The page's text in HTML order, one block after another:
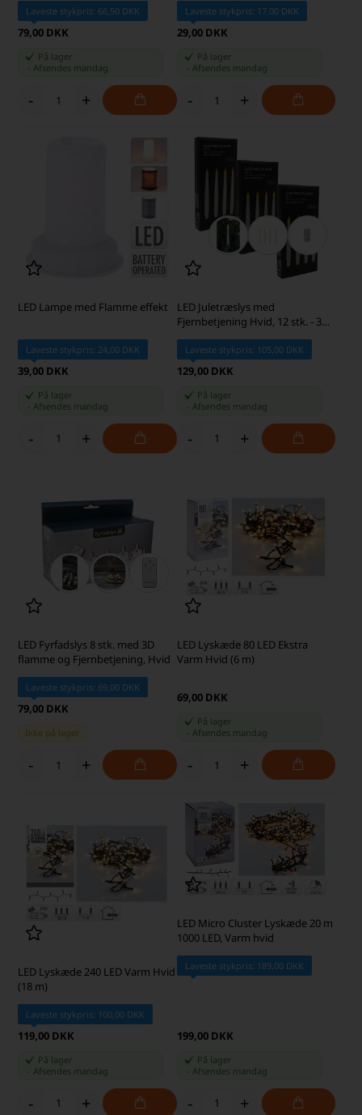
Laveste stykpris: 66,50 DKK
79,00 DKK
På lager
-Afsendes mandag
- +
Laveste stykpris: 17,00 DKK
29,00 DKK
På lager
Afsendes mandag
- +
LED Lampe med Flamme effekt
Laveste stykpris: 24,00 DKK
39,00 DKK
På lager
Afsendes mandag
- +
LED Juletræslys med
Fjernbetjening Hvid, 12 stk. - 3
pakker af 4 stk.
Laveste stykpris: 105,00 DKK
129,00 DKK
På lager
Afsendes mandag
- +
LED Fyrfadslys 8 stk. med 3D
flamme og Fjernbetjening, Hvid
Laveste stykpris: 69,00 DKK
79,00 DKK
Ikke på lager
- +
LED Lyskæde 80 LED Ekstra
Varm Hvid (6 m)
69,00 DKK
På lager
Afsendes mandag
- +
LED Lyskæde 240 LED Varm Hvid
(18 m)
Laveste stykpris: 100,00 DKK
119,00 DKK
På lager
Afsendes mandag
- +
LED Micro Cluster Lyskæde 20 m
1000 LED, Varm hvid
Laveste stykpris: 189,00 DKK
199,00 DKK
På lager
Afsendes mandag
- +